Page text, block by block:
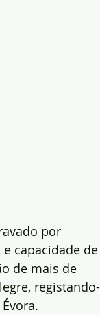
por
capacidade de
de mais de
registando-